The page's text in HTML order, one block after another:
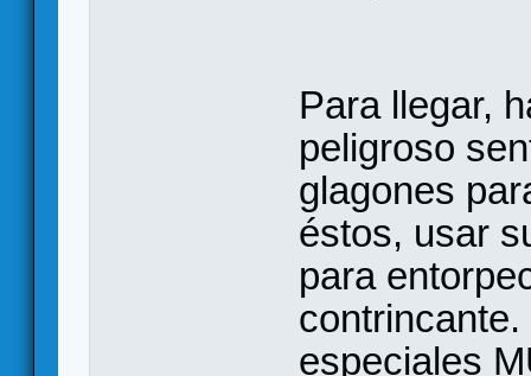
Para llegar,
peligroso
glagones
éstos, usar
para
especiales